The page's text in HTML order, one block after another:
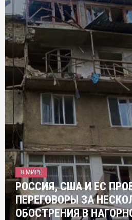
В МИРЕ
РОССИЯ, США И ЕС
ПЕРЕГОВОРЫ ЗА
ОБОСТРЕНИЯ В